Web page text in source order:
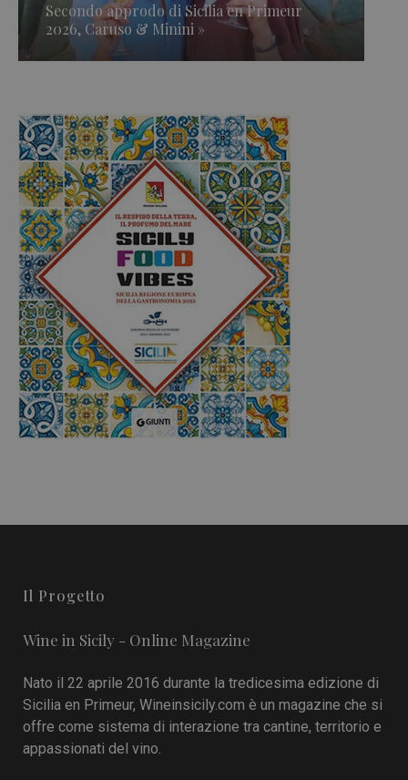
Secondo approdo di Sicilia en Primeur
2026, Caruso & Minini »
Il Progetto
Wine in Sicily - Online Magazine
Nato il 22 aprile 2016 durante la tredicesima edizione di
Sicilia en Primeur, Wineinsicily.com è un magazine che si
offre come sistema di interazione tra cantine, territorio e
appassionati del vino.